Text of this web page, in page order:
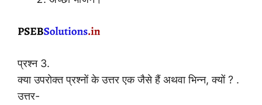
प्रश्न 3.
क्या उपरोक्त प्रश्नों के उत्तर एक जैसे हैं अथवा भिन्न, क्यों ? .
उत्तर-